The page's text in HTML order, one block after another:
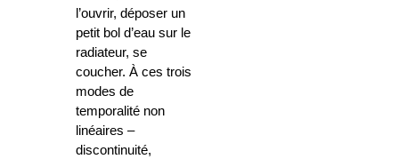
l’ouvrir, déposer un
petit bol d’eau sur le
radiateur, se
coucher. À ces trois
modes de
temporalité non
linéaires –
discontinuité,